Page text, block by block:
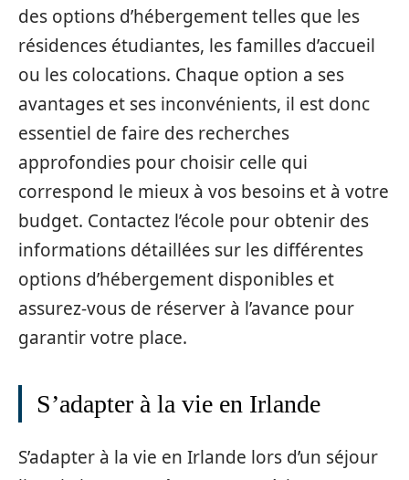
des options d’hébergement telles que les
résidences étudiantes, les familles d’accueil
ou les colocations. Chaque option a ses
avantages et ses inconvénients, il est donc
essentiel de faire des recherches
approfondies pour choisir celle qui
correspond le mieux à vos besoins et à votre
budget. Contactez l’école pour obtenir des
informations détaillées sur les différentes
options d’hébergement disponibles et
assurez-vous de réserver à l’avance pour
garantir votre place.
S’adapter à la vie en Irlande
S’adapter à la vie en Irlande lors d’un séjour